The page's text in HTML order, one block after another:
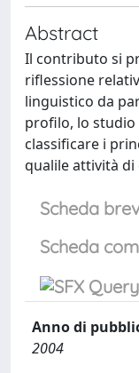
Abstract
Il contributo si
riflessione
linguistico da
profilo, lo
classificare i
qualile attività di
Scheda
Scheda
Anno di
2004